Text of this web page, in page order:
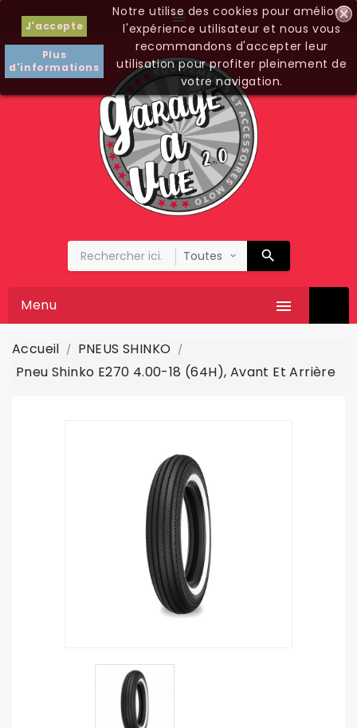

J'accepte
Plus
d'informations
Notre utilise des cookies pour améliorer
l'expérience utilisateur et nous vous
recommandons d'accepter leur
utilisation pour profiter pleinement de
votre navigation.

Menu
Accueil
PNEUS SHINKO
Pneu Shinko E270 4.00-18 (64H), Avant Et Arrière